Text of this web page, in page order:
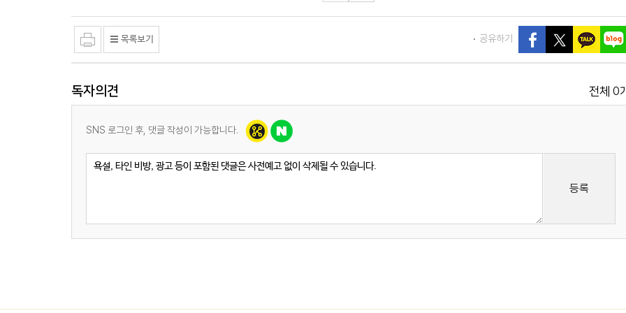
공유하기
독자의견 전체 0
SNS 로그인 후, 댓글 작성이 가능합니다.
등록